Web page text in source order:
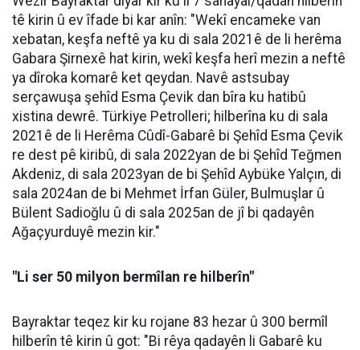
tê kirin û ev îfade bi kar anîn: "Wekî encameke van
xebatan, keşfa neftê ya ku di sala 2021ê de li herêma
Gabara Şirnexê hat kirin, wekî keşfa herî mezin a neftê
ya dîroka komarê ket qeydan. Navê astsubay
serçawuşa şehîd Esma Çevik dan bîra ku hatibû
xistina dewrê. Türkiye Petrolleri; hilberîna ku di sala
2021ê de li Herêma Cûdî-Gabarê bi Şehîd Esma Çevik
re dest pê kiribû, di sala 2022yan de bi Şehîd Teğmen
Akdeniz, di sala 2023yan de bi Şehîd Aybüke Yalçın, di
sala 2024an de bi Mehmet İrfan Güler, Bulmuşlar û
Bülent Sadioğlu û di sala 2025an de jî bi qadayên
Ağaçyurduyê mezin kir."
"Li ser 50 milyon bermîlan re hilberîn"
Bayraktar teqez kir ku rojane 83 hezar û 300 bermîl
hilberîn tê kirin û got: "Bi rêya qadayên li Gabarê ku